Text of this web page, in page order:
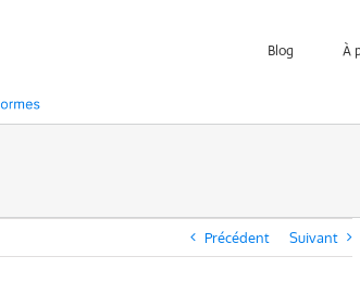
Blog À
Précédent Suivant